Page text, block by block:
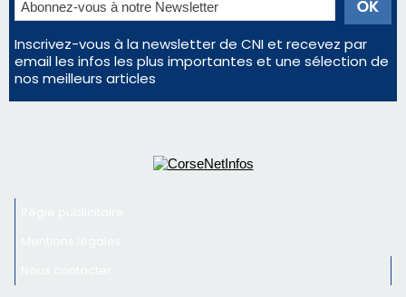
Régie publicitaire
Mentions légales
Nous contacter